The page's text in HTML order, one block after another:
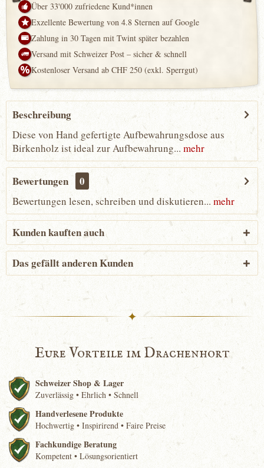
Über 33'000 zufriedene Kund*innen
Exzellente Bewertung von 4.8 Sternen auf Google
Zahlung in 30 Tagen mit Twint später bezahlen
Versand mit Schweizer Post – sicher & schnell
Kostenloser Versand ab CHF 250 (exkl. Sperrgut)
Beschreibung
Diese von Hand gefertigte Aufbewahrungsdose aus
Birkenholz ist ideal zur Aufbewahrung... mehr
Bewertungen 0
Bewertungen lesen, schreiben und diskutieren... mehr
Kunden kauften auch
Das gefällt anderen Kunden
✦
Eure Vorteile im Drachenhort
Schweizer Shop & Lager
Zuverlässig • Ehrlich • Schnell
Handverlesene Produkte
Hochwertig • Inspirirend • Faire Preise
Fachkundige Beratung
Kompetent • Lösungsorientiert